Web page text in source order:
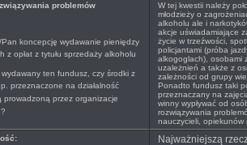
problemów
koncepcję wydawanie pieniędzy
z opłat z tytułu sprzedaży alkoholu
ten fundusz, czy środki z
przeznaczone na działalność
prowadzoną przez organizacje
W tej kwestii należy
młodzieży o
alkoholu ale i
akcje uświadamiające
życie w trzeźwości,
policjantami (próba
alkogoglach), osobami
uzależnień a także z
zależności od grupy
Ponadto fundusz taki
przeznaczany na
winny wypływać od
rozwiązywania
nauczycieli, opiekunów
Najważniejszą